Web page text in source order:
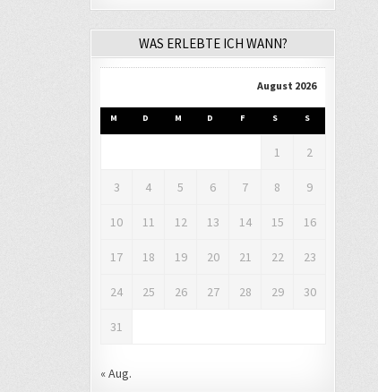
WAS ERLEBTE ICH WANN?
August 2026
M D M D F S S
1 2
3 4 5 6 7 8 9
10 11 12 13 14 15 16
17 18 19 20 21 22 23
24 25 26 27 28 29 30
31
« Aug.